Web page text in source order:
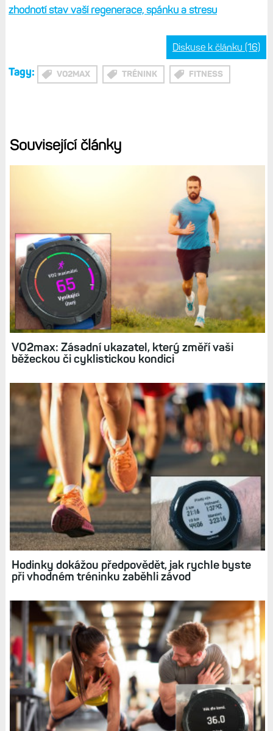
tréninkové zátěži v porovnání s předchozím tréninkem.
více fitness ukazatelů + kompletní synchronizace
Připravenost k tréninku
dosavadní trénink, ale to, jak jste zregenerovaní - zda jste
si od poslední aktivity dost odpočinuli, zda jste se dobře
Tohle všechno dohromady pak dá dohromady skóre od
nuly do stovky - čím je číslo vyšší, tím lépe jste připraveni
Je to něco jako Body Battery, jen bere v potaz
daleko více ukazatelů. Pokud je Připravenost k tréninku
nízká, měli byste si daný den dát pauzu, abyste předešli
případným zdravotním problémům. Ale je to samozřejmě
jen doporučení, nikoliv berná mince.
Připravenost k tréninku: Komplexní metrika, která
zhodnotí stav vaší regenerace, spánku a stresu
Diskuse k článku (16)
VO2MAX TRÉNINK FITNESS
Související články